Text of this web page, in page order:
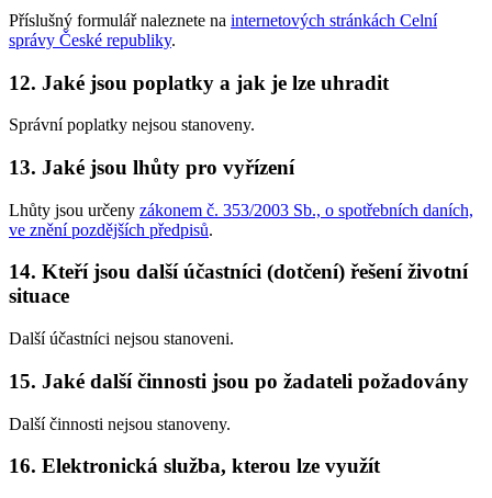
Příslušný formulář naleznete na internetových stránkách Celní
správy České republiky.
12. Jaké jsou poplatky a jak je lze uhradit
Správní poplatky nejsou stanoveny.
13. Jaké jsou lhůty pro vyřízení
Lhůty jsou určeny zákonem č. 353/2003 Sb., o spotřebních daních,
ve znění pozdějších předpisů.
14. Kteří jsou další účastníci (dotčení) řešení životní
situace
Další účastníci nejsou stanoveni.
15. Jaké další činnosti jsou po žadateli požadovány
Další činnosti nejsou stanoveny.
16. Elektronická služba, kterou lze využít